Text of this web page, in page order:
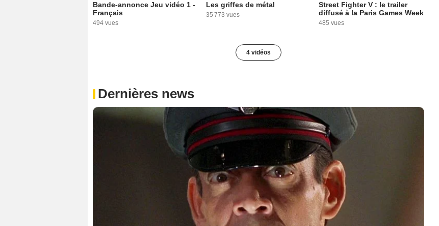
Bande-annonce Jeu vidéo 1 -
Français
494 vues
Les griffes de métal
35 773 vues
Street Fighter V : le trailer
diffusé à la Paris Games Week
485 vues
4 vidéos
Dernières news